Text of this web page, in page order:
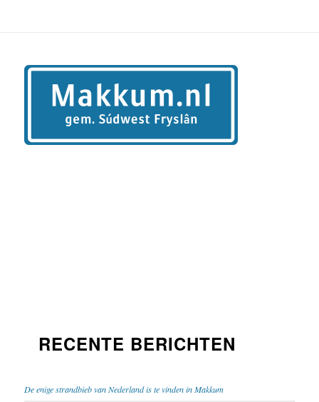
RECENTE BERICHTEN
De enige strandbieb van Nederland is te vinden in Makkum